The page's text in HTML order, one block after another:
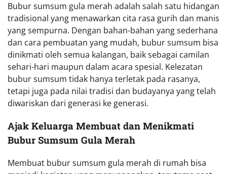
Bubur sumsum gula merah adalah salah satu hidangan
tradisional yang menawarkan cita rasa gurih dan manis
yang sempurna. Dengan bahan-bahan yang sederhana
dan cara pembuatan yang mudah, bubur sumsum bisa
dinikmati oleh semua kalangan, baik sebagai camilan
sehari-hari maupun dalam acara spesial. Kelezatan
bubur sumsum tidak hanya terletak pada rasanya,
tetapi juga pada nilai tradisi dan budayanya yang telah
diwariskan dari generasi ke generasi.
Ajak Keluarga Membuat dan Menikmati
Bubur Sumsum Gula Merah
Membuat bubur sumsum gula merah di rumah bisa